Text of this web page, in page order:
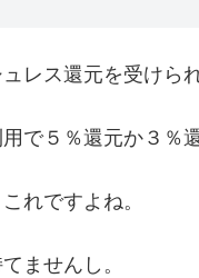
レス還元を受けら
で５％還元か３％
れですよね。
ませんし。